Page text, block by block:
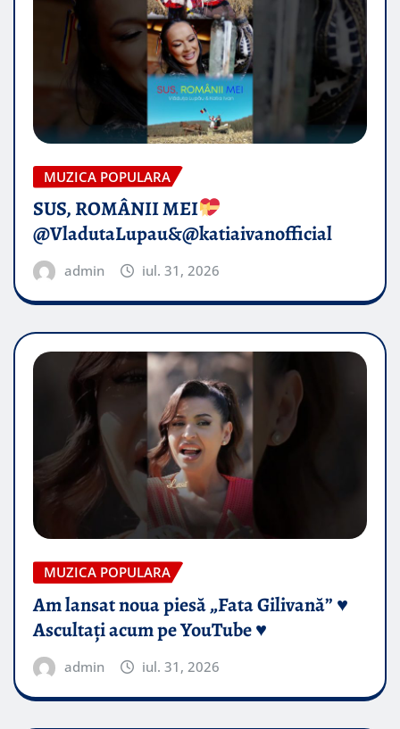
MUZICA POPULARA
SUS, ROMÂNII MEI
@VladutaLupau&@katiaivanofficial
admin iul. 31, 2026
MUZICA POPULARA
Am lansat noua piesă „Fata Gilivană” ♥️
Ascultați acum pe YouTube ♥️
admin iul. 31, 2026